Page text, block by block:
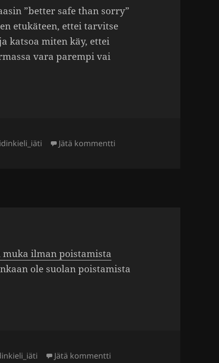
”better safe than sorry”
etukä­teen, ettei tarvitse
katsoa miten käy, ettei
vara parempi vai
Jätä kommentti
ilman pois­ta­mista
ole suolan pois­ta­mista
Jätä kommentti